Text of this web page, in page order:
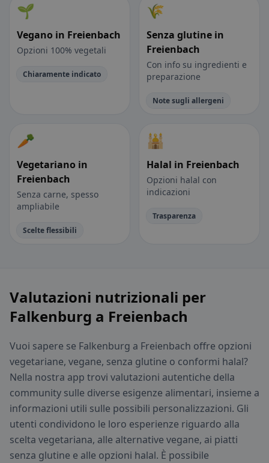
🌱
Vegano in Freienbach
Opzioni 100% vegetali
Chiaramente indicato
🌾
Senza glutine in
Freienbach
Con info su ingredienti e
preparazione
Note sugli allergeni
🥕
Vegetariano in
Freienbach
Senza carne, spesso
ampliabile
Scelte flessibili
🕌
Halal in Freienbach
Opzioni halal con
indicazioni
Trasparenza
Valutazioni nutrizionali per
Falkenburg a Freienbach
Vuoi sapere se Falkenburg a Freienbach offre opzioni
vegetariane, vegane, senza glutine o conformi halal?
Nella nostra app trovi valutazioni autentiche della
community sulle diverse esigenze alimentari, insieme a
informazioni utili sulle possibili personalizzazioni. Gli
utenti condividono le loro esperienze riguardo alla
scelta vegetariana, alle alternative vegane, ai piatti
senza glutine e alle opzioni halal. È possibile